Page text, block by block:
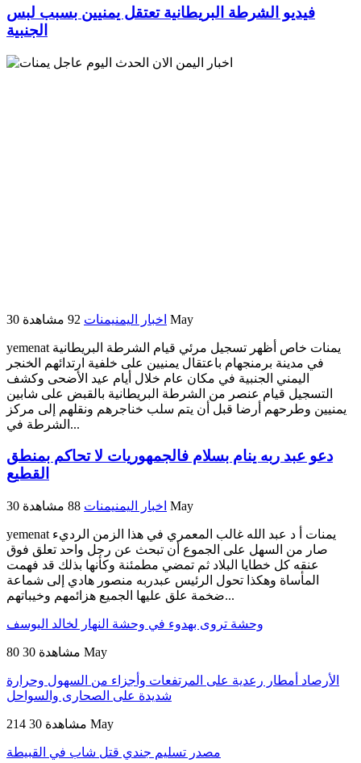
فيديو الشرطة البريطانية تعتقل يمنيين بسبب لبس
الجنبية
اخبار اليمنيمنات 30 May
yemenat يمنات خاص أظهر تسجيل مرئي قيام الشرطة البريطانية
في مدينة برمنجهام باعتقال يمنيين على خلفية ارتدائهم الخنجر
اليمني الجنبية في مكان عام خلال أيام عيد الأضحى وكشف
التسجيل قيام عنصر من الشرطة البريطانية بالقبض على شابين
يمنيين وطرحهم أرضا قبل أن يتم سلب خناجرهم ونقلهم إلى مركز
الشرطة في...
دعو عبد ربه ينام بسلام فالجمهوريات لا تحاكم بمنطق
القطيع
اخبار اليمنيمنات 30 May
yemenat يمنات أ د عبد الله غالب المعمري في هذا الزمن الرديء
صار من السهل على الجموع أن تبحث عن رجل واحد تعلق فوق
عنقه كل خطايا البلاد ثم تمضي مطمئنة وكأنها بذلك قد فهمت
المأساة وهكذا تحول الرئيس عبدربه منصور هادي إلى شماعة
ضخمة علق عليها الجميع هزائمهم وخيباتهم...
وحشة تروى بهدوء في وحشة النهار لخالد اليوسف
80 مشاهدة 30 May
الأرصاد أمطار رعدية على المرتفعات وأجزاء من السهول وحرارة
شديدة على الصحارى والسواحل
214 مشاهدة 30 May
مصدر تسليم جندي قتل شاب في القبيطة